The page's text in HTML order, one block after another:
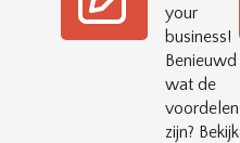
your
business!
Benieuwd
wat de
voordelen
zijn? Bekijk